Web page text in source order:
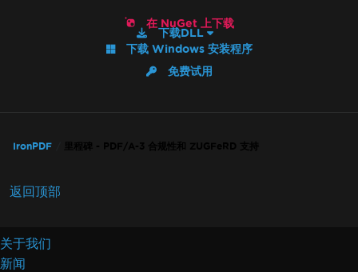
IronPDF本地异常
IronPDFAssemblyVersionMismatchException
网络服务崩溃，正在重启服务
AdaptiveRenderEngine的未处理情况
在 NuGet 上下载
下载DLL
下载 Windows 安装程序
免费试用
IronPDF 里程碑 - PDF/A-3 合规性和 ZUGFeRD 支持
返回顶部
关于我们
新闻